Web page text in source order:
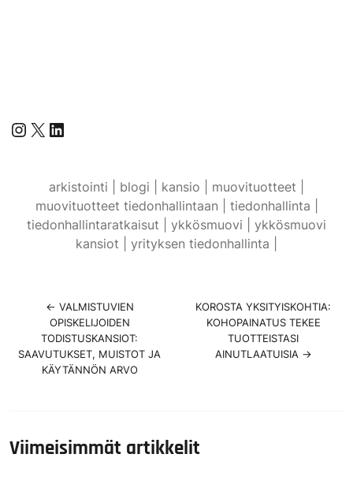
Instagram
X LinkedIn
arkistointi | blogi | kansio | muovituotteet |
muovituotteet tiedonhallintaan | tiedonhallinta |
tiedonhallintaratkaisut | ykkösmuovi | ykkösmuovi
kansiot | yrityksen tiedonhallinta |
← VALMISTUVIEN
OPISKELIJOIDEN
TODISTUSKANSIOT:
SAAVUTUKSET, MUISTOT JA
KÄYTÄNNÖN ARVO
KOROSTA YKSITYISKOHTIA:
KOHOPAINATUS TEKEE
TUOTTEISTASI
AINUTLAATUISIA →
Viimeisimmät artikkelit